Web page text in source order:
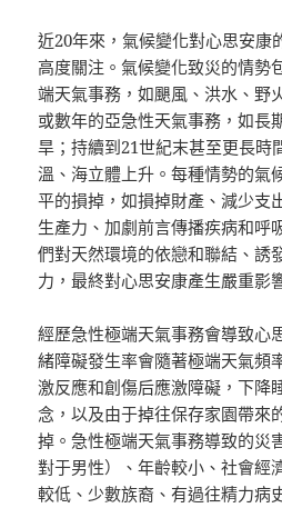
近20年來，氣候變化對心思安康
高度關注。氣候變化致災的情勢
端天氣事務，如颶風、洪水、野
或數年的亞急性天氣事務，如長
旱；持續到21世紀末甚至更長時
溫、海立體上升。每種情勢的氣
平的損掉，如損掉財產、減少支
生產力、加劇前言傳播疾病和呼
們對天然環境的依戀和聯結、誘
力，最終對心思安康產生嚴重影
經歷急性極端天氣事務會導致心
緒障礙發生率會隨著極端天氣頻
激反應和創傷后應激障礙，下降
念，以及由于掉往保存家園帶來
掉。急性極端天氣事務導致的災
對于男性）、年齡較小、社會經
較低、少數族裔、有過往精力病